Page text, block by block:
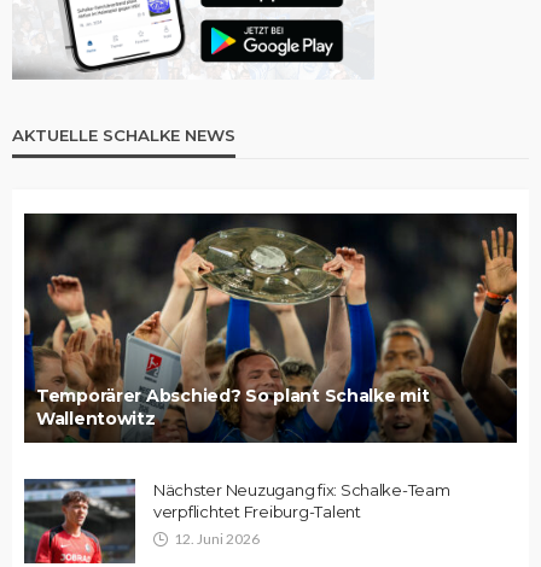
AKTUELLE SCHALKE NEWS
Temporärer Abschied? So plant Schalke mit
Wallentowitz
Nächster Neuzugang fix: Schalke-Team
verpflichtet Freiburg-Talent
12. Juni 2026